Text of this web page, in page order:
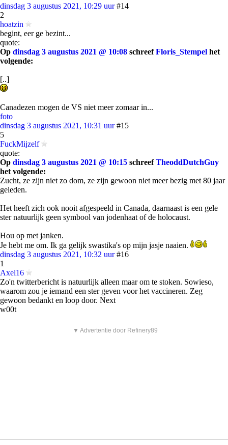
dinsdag 3 augustus 2021, 10:29 uur #14
2
hoatzin
begint, eer ge bezint...
quote:
Op dinsdag 3 augustus 2021 @ 10:08 schreefFloris_Stempel het
volgende:
[..]
Canadezen mogen de VS niet meer zomaar in...
foto
dinsdag 3 augustus 2021, 10:31 uur #15
5
FuckMijzelf
quote:
Op dinsdag 3 augustus 2021 @ 10:15 schreefTheoddDutchGuy
het volgende:
Zucht, ze zijn niet zo dom, ze zijn gewoon niet meer bezig met 80 jaar
geleden.
Het heeft zich ook nooit afgespeeld in Canada, daarnaast is een gele
ster natuurlijk geen symbool van jodenhaat of de holocaust.
Hou op met janken.
Je hebt me om. Ik ga gelijk swastika's op mijn jasje naaien.
dinsdag 3 augustus 2021, 10:32 uur #16
1
Axel16
Zo'n twitterbericht is natuurlijk alleen maar om te stoken. Sowieso,
waarom zou je iemand een ster geven voor het vaccineren. Zeg
gewoon bedankt en loop door. Next
w00t
▼ Advertentie door Refinery89